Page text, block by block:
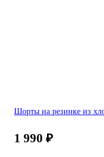
Шорты на резинке из
1 990 ₽